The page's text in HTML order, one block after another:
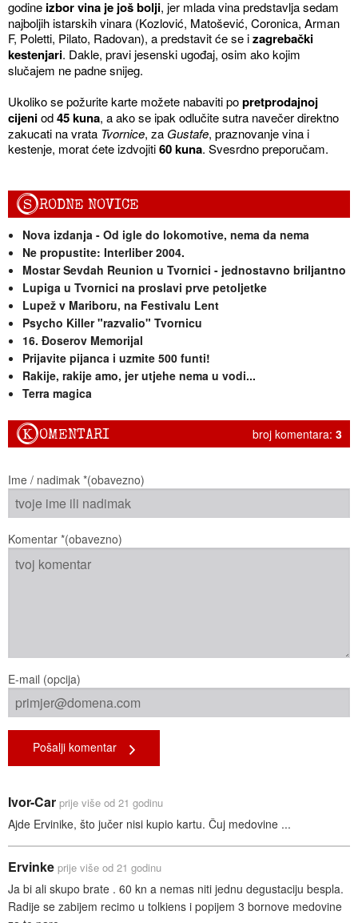
godine izbor vina je još bolji, jer mlada vina predstavlja sedam
najboljih istarskih vinara (Kozlović, Matošević, Coronica, Arman
F, Poletti, Pilato, Radovan), a predstavit će se izagrebački
kestenjari. Dakle, pravi jesenski ugođaj, osim ako kojim
slučajem ne padne snijeg.
Ukoliko se požurite karte možete nabaviti popretprodajnoj
cijeniod45 kuna, a ako se ipak odlučite sutra navečer direktno
zakucati na vrata Tvornice, za Gustafe, praznovanje vina i
kestenje, morat ćete izdvojiti60 kuna. Svesrdno preporučam.
SRODNE NOVICE
Nova izdanja - Od igle do lokomotive, nema da nema
Ne propustite: Interliber 2004.
Mostar Sevdah Reunion u Tvornici - jednostavno briljantno
Lupiga u Tvornici na proslavi prve petoljetke
Lupež v Mariboru, na Festivalu Lent
Psycho Killer "razvalio" Tvornicu
16. Đoserov Memorijal
Prijavite pijanca i uzmite 500 funti!
Rakije, rakije amo, jer utjehe nema u vodi...
Terra magica
broj komentara: 3
KOMENTARI
Ime / nadimak *(obavezno)
Komentar *(obavezno)
E-mail (opcija)
Pošalji komentar
Ivor-Car prije više od 21 godinu
Ajde Ervinike, što jučer nisi kupio kartu. Čuj medovine ...
Ervinke prije više od 21 godinu
Ja bi ali skupo brate . 60 kn a nemas niti jednu degustaciju bespla.
Radije se zabijem recimo u tolkiens i popijem 3 bornove medovine